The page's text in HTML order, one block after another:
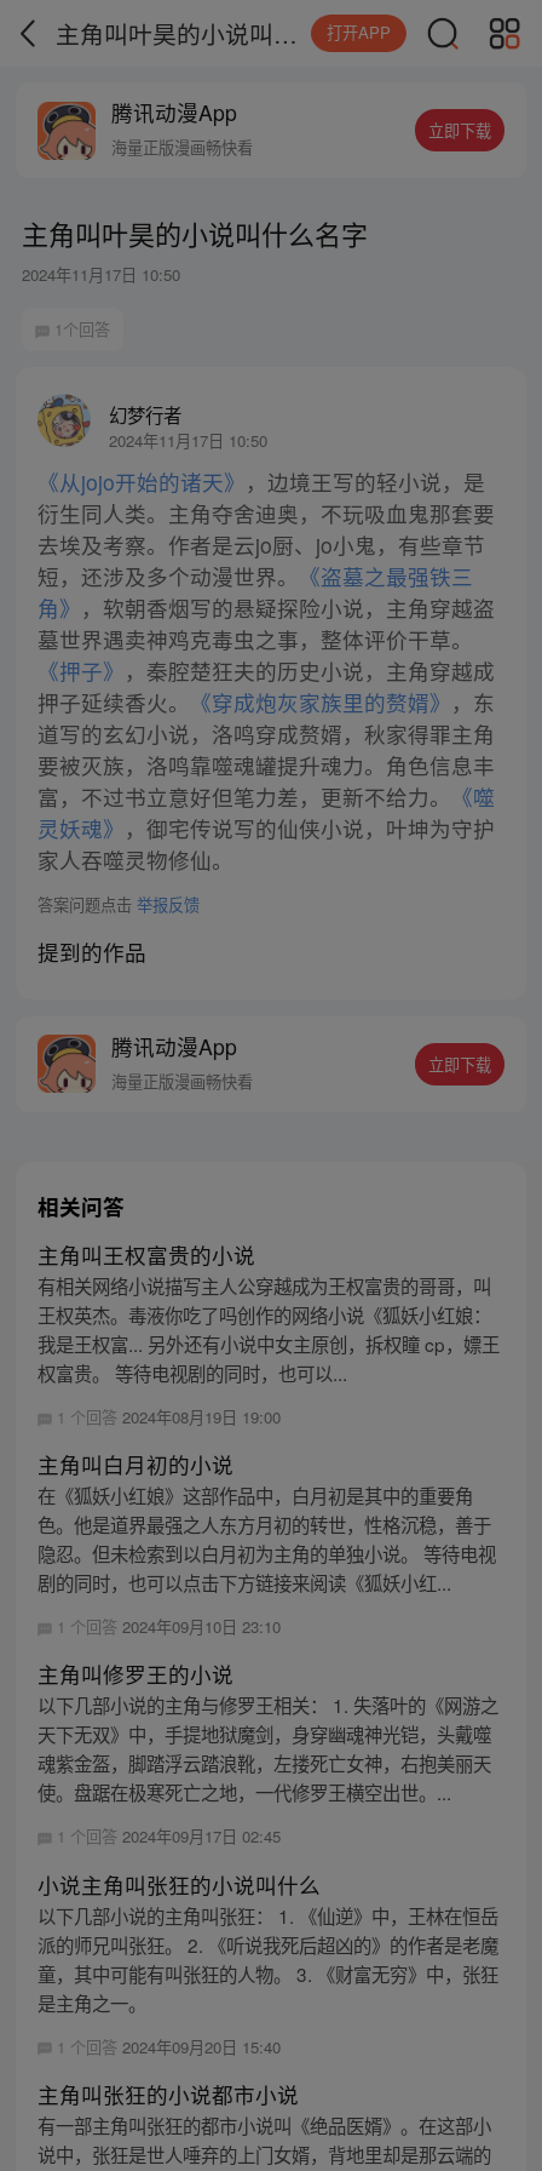
主角叫叶昊的小说叫什么名字 打开APP
腾讯动漫App
海量正版漫画畅快看
立即下载
主角叫叶昊的小说叫什么名字
2024年11月17日 10:50
1个回答
幻梦行者
2024年11月17日 10:50
《从jojo开始的诸天》 ，边境王写的轻小说，是
衍生同人类。主角夺舍迪奥，不玩吸血鬼那套要
去埃及考察。作者是云jo厨、jo小鬼，有些章节
短，还涉及多个动漫世界。
《盗墓之最强铁三
角》 ，软朝香烟写的悬疑探险小说，主角穿越盗
墓世界遇卖神鸡克毒虫之事，整体评价干草。
《押子》 ，秦腔楚狂夫的历史小说，主角穿越成
押子延续香火。
《穿成炮灰家族里的赘婿》 ，东
道写的玄幻小说，洛鸣穿成赘婿，秋家得罪主角
要被灭族，洛鸣靠噬魂罐提升魂力。角色信息丰
富，不过书立意好但笔力差，更新不给力。
《噬
灵妖魂》 ，御宅传说写的仙侠小说，叶坤为守护
家人吞噬灵物修仙。
答案问题点击 举报反馈
提到的作品
腾讯动漫App
海量正版漫画畅快看
立即下载
相关问答
主角叫王权富贵的小说
有相关网络小说描写主人公穿越成为王权富贵的哥哥，叫
王权英杰。毒液你吃了吗创作的网络小说《狐妖小红娘：
我是王权富... 另外还有小说中女主原创，拆权瞳 cp，嫖王
权富贵。 等待电视剧的同时，也可以...
1 个回答 2024年08月19日 19:00
主角叫白月初的小说
在《狐妖小红娘》这部作品中，白月初是其中的重要角
色。他是道界最强之人东方月初的转世，性格沉稳，善于
隐忍。但未检索到以白月初为主角的单独小说。 等待电视
剧的同时，也可以点击下方链接来阅读《狐妖小红...
1 个回答 2024年09月10日 23:10
主角叫修罗王的小说
以下几部小说的主角与修罗王相关： 1. 失落叶的《网游之
天下无双》中，手提地狱魔剑，身穿幽魂神光铠，头戴噬
魂紫金盔，脚踏浮云踏浪靴，左搂死亡女神，右抱美丽天
使。盘踞在极寒死亡之地，一代修罗王横空出世。...
1 个回答 2024年09月17日 02:45
小说主角叫张狂的小说叫什么
以下几部小说的主角叫张狂： 1. 《仙逆》中，王林在恒岳
派的师兄叫张狂。 2. 《听说我死后超凶的》的作者是老魔
童，其中可能有叫张狂的人物。 3. 《财富无穷》中，张狂
是主角之一。
1 个回答 2024年09月20日 15:40
主角叫张狂的小说都市小说
有一部主角叫张狂的都市小说叫《绝品医婿》。在这部小
说中，张狂是世人唾弃的上门女婿，背地里却是那云端的